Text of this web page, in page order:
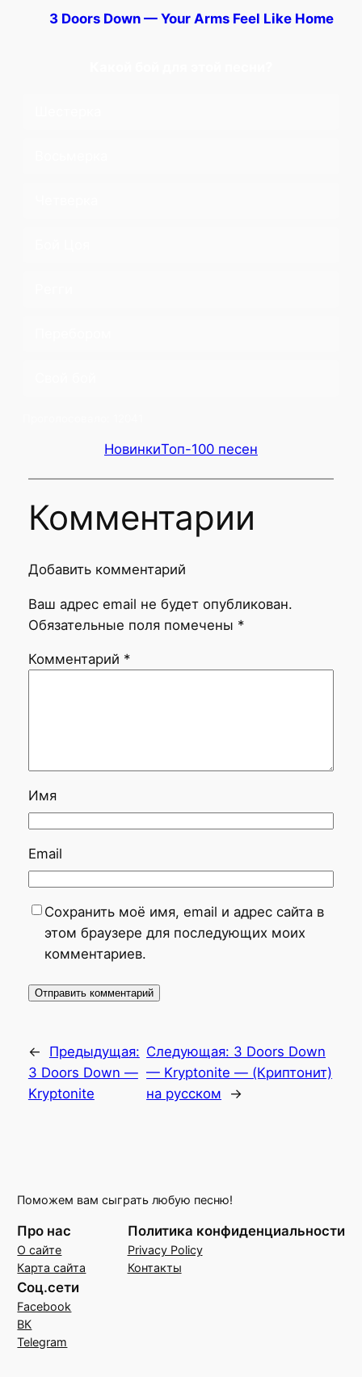
3 Doors Down — Your Arms Feel Like Home
НовинкиТоп-100 песен
Комментарии
Добавить комментарий
Ваш адрес email не будет опубликован.
Обязательные поля помечены *
Комментарий *
Имя
Email
Сохранить моё имя, email и адрес сайта в
этом браузере для последующих моих
комментариев.
←
Предыдущая:
3 Doors Down —
Kryptonite
Следующая: 3 Doors Down
— Kryptonite — (Криптонит)
на русском
→
Поможем вам сыграть любую песню!
Про нас
О сайте
Карта сайта
Политика конфиденциальности
Privacy Policy
Контакты
Соц.сети
Facebook
ВК
Telegram